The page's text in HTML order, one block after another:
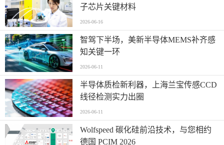
子芯片关键材料
2026-06-16
智驾下半场，美新半导体MEMS补齐感
知关键一环
2026-06-11
半导体质检新利器，上海兰宝传感CCD
线径检测实力出圈
2026-06-11
Wolfspeed 碳化硅前沿技术，与您相约
德国 PCIM 2026